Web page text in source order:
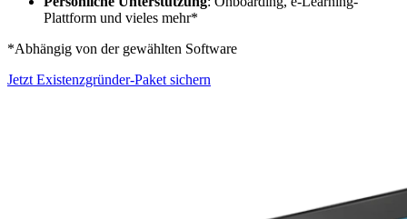
Plattform und vieles mehr*
*Abhängig von der gewählten Software
Jetzt Existenzgründer-Paket sichern